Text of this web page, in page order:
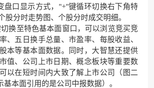
盘口显示方式，"+"键循环切换右下角特
股分时走势图、个股分时成交明细。
换至特色基本面窗口，可以浏览竞买竞
、五日换手总量、市盈率、每股收益、
本等基本面数据。同时，大智慧还提供
值、公司上市日期、概念板块等重要数
以在短时间内大致了解上市公司（图二
基本面引用的是公司中报数据）。